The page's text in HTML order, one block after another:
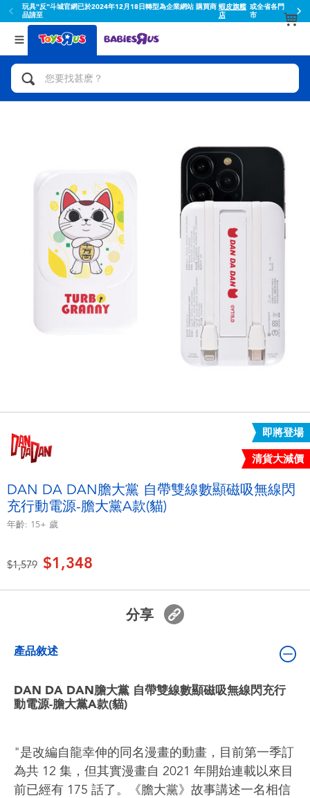
玩具"反"斗城官網已於2024年12月18日轉型為企業網站 購買商
品請至
蝦皮旗艦
店
或全省各門
市
返回
分類目錄
人氣英雄,角色扮演,射擊玩具
玩具車,貨車,火車及遙控系列
手工藝,文具,蠟筆,泥膠,畫板
娃娃, 芭比,收藏公仔
電子玩具
角色扮演及造型系列
夏日
任天堂 Switch
盲盒
角色收藏
返回
品牌
Toy Story玩具總動員
Fuggler
Miniso名創優品
playpop
LEGO樂高
Play-Doh培樂多
即將登場
清貨大減價
DAN DA DAN膽大黨 自帶雙線數顯磁吸無線閃
充行動電源-膽大黨A款(貓)
年齡: 15+ 歲
價格從
$1,579至$1,348
分享
產品敘述
DAN DA DAN膽大黨 自帶雙線數顯磁吸無線閃充行
動電源-膽大黨A款(貓)
"是改編自龍幸伸的同名漫畫的動畫，目前第一季訂
為共 12 集，但其實漫畫自 2021 年開始連載以來目
前已經有 175 話了。《膽大黨》故事講述一名相信